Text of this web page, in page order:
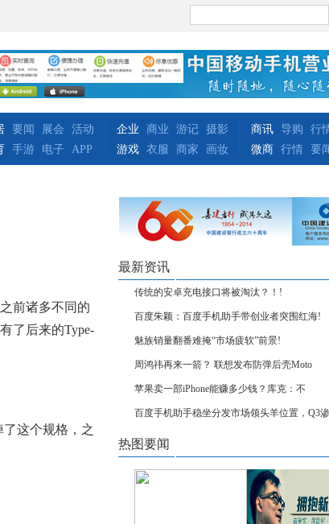
要闻 展会
活动
手游 电子 APP
企业 商业 游记 摄影
游戏 衣服 商家 画妆
商讯 导购 行
微商 行情 要
前诸多不同的
了后来的Type-
这个规格，之
最新资讯
传统的安卓充电接口将被淘汰？！!
百度朱颖：百度手机助手带创业者突围红海!
魅族销量翻番难掩“市场疲软”前景!
周鸿祎再来一箭？ 联想发布防弹后壳Moto
苹果卖一部iPhone能赚多少钱？库克：不
百度手机助手稳坐分发市场领头羊位置，Q3渗
热图要闻